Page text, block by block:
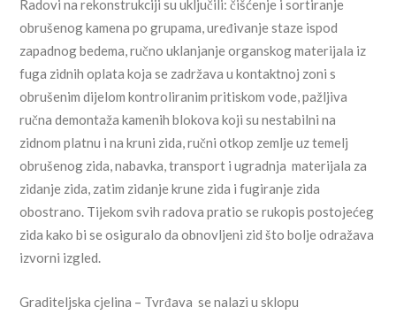
Radovi na rekonstrukciji su uključili: čišćenje i sortiranje
obrušenog kamena po grupama, uređivanje staze ispod
zapadnog bedema, ručno uklanjanje organskog materijala iz
fuga zidnih oplata koja se zadržava u kontaktnoj zoni s
obrušenim dijelom kontroliranim pritiskom vode, pažljiva
ručna demontaža kamenih blokova koji su nestabilni na
zidnom platnu i na kruni zida, ručni otkop zemlje uz temelj
obrušenog zida, nabavka, transport i ugradnja materijala za
zidanje zida, zatim zidanje krune zida i fugiranje zida
obostrano. Tijekom svih radova pratio se rukopis postojećeg
zida kako bi se osiguralo da obnovljeni zid što bolje odražava
izvorni izgled.
Graditeljska cjelina – Tvrđava se nalazi u sklopu